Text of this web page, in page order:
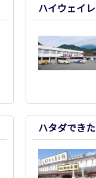
ハイウェイ
ハタダでき